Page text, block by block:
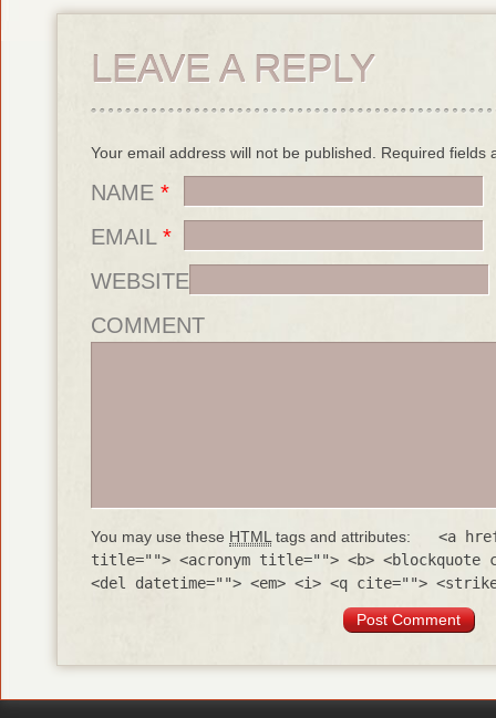
LEAVE A REPLY
Your email address will not be published. Required fields
NAME *
EMAIL *
WEBSITE
COMMENT
You may use these HTMLtags and attributes:
<a
title=""> <acronym title=""> <b> <blockquote
<del datetime=""> <em> <i> <q cite="">